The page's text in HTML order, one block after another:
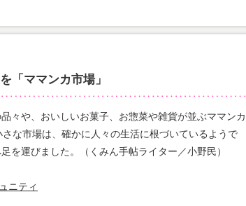
「ママンカ市場」
々や、おいしいお菓子、お惣菜や雑貨が並ぶママンカ
な市場は、確かに人々の生活に根づいているようで
を運びました。（くみん手帖ライター／小野民）
ニティ